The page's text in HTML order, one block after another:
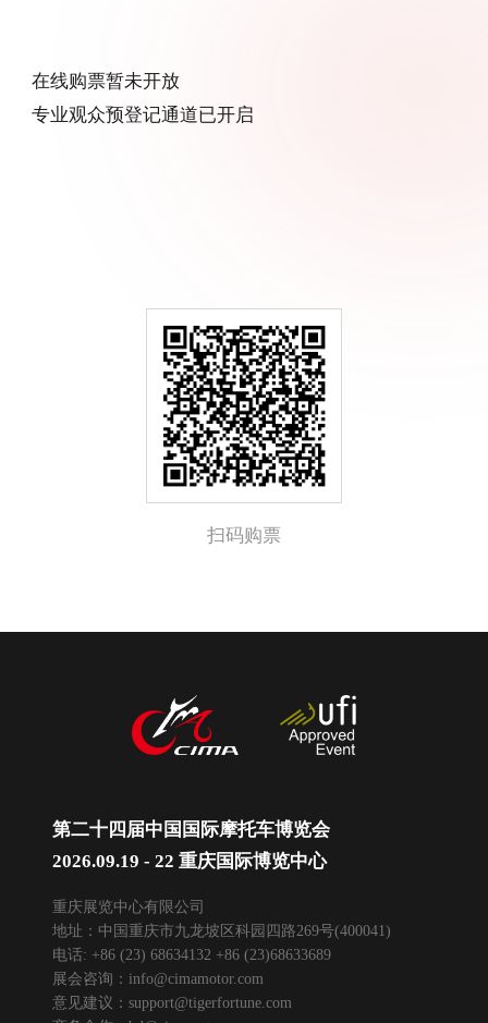
中文 English
在线购票暂未开放
专业观众预登记通道已开启
扫码购票
第二十四届中国国际摩托车博览会
2026.09.19 - 22 重庆国际博览中心
重庆展览中心有限公司
地址：中国重庆市九龙坡区科园四路269号(400041)
电话: +86 (23) 68634132 +86 (23)68633689
展会咨询： info@cimamotor.com
意见建议： support@tigerfortune.com